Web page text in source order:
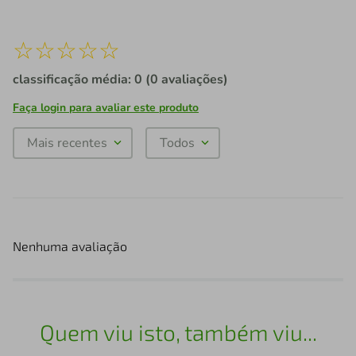
☆☆☆☆☆
classificação média: 0 (0 avaliações)
Faça login para avaliar este produto
Mais recentes Todos
Nenhuma avaliação
Quem viu isto, também viu...